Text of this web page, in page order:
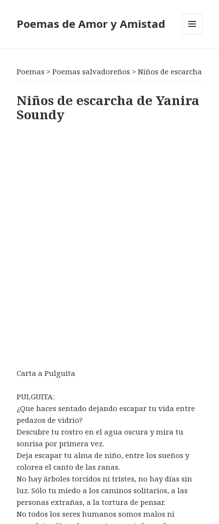
Poemas de Amor y Amistad
Poemas >Poemas salvadoreños >Niños de escarcha
Niños de escarcha de Yanira
Soundy
Carta a Pulguita
PULGUITA:
¿Que haces sentado dejando escapar tu vida entre
pedazos de vidrio?
Descubre tu rostro en el agua oscura y mira tu
sonrisa por primera vez.
Deja escapar tu alma de niño, entre los sueños y
colorea el canto de las ranas.
No hay árboles torcidos ni tristes, no hay días sin
luz. Sólo tu miedo a los caminos solitarios, a las
personas extrañas, a la tortura de pensar.
No todos los seres humanos somos malos ni